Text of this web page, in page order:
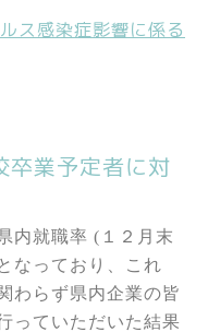
ス感染症影響に係る
卒業予定者に対
内就職率 ( １２月末
なっており、これ
わらず県内企業の皆
っていただいた結果